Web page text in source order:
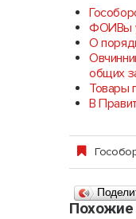
ФОИВы
О
общих
Товары
В
Похожие